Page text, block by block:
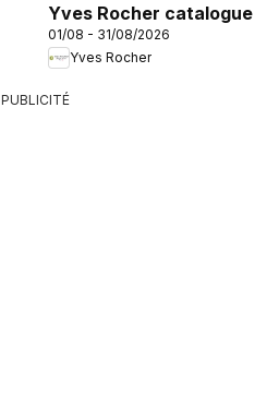
Yves Rocher catalogue
01/08 - 31/08/2026
Yves Rocher
PUBLICITÉ